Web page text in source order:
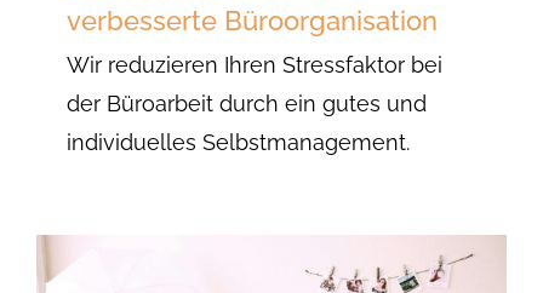
verbesserte Büroorganisation
Wir reduzieren Ihren Stressfaktor bei
der Büroarbeit durch ein gutes und
individuelles Selbstmanagement.